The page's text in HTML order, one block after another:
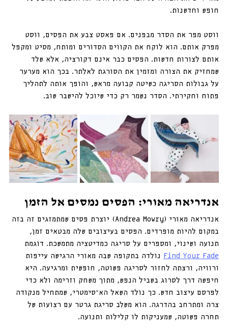
חופש וחדשנות.
ווסט מפר את הסדר מבפנים. אם פאסט צבע את הפסים, ווסט
מפרק אותם. הוא לוקח את הקווים הסדורים ומותח, מסיט ומקפל
אותם לצורות חדשות. הפסים כבר אינם דקורציה, אלא שלד
שמחזיק את הצורה ומזמין את הסורגת לאלתר. בכך הוא מערער
על גבולות הסריגה כשיטה קבועה מראש, והופך אותה לתהליך
פתוח וחקירתי. הסדר נשמר רק כדי שיוכל להישבר שוב.
אנדריאה מאורי: הפסים נמסים אל הזמן
אנדריאה מאורי (Andrea Mowry) יוצרת פסים שמתמזגים זה בזה
במקום להיות מופרדים. הפסים בעיצובים שלה מבטאים זמן,
תנועה ושינוי, ומספרים על סריגה כמדיטציה מתמשכת. דוגמת
Find Your Fade
נולדה בתקופה שבה מאורי הרגישה עייפות
ורוויה, ורצתה לחזור לסריגה פשוטה, חופשית ומרגיעה. היא
חיפשה דרך לסרוג בשביל הנפש, מתוך משחק וזרימה ולא כדי
לפרסם עיצוב חדש. כך נולד השאל הא־סימטרי, שמתחיל מנקודה
צרה ומתרחב בהדרגה. הוא משלב סריגת גרטר עם רצועות של
תחרה פשוטה, שמעניקות לו קלילות ותנועה.